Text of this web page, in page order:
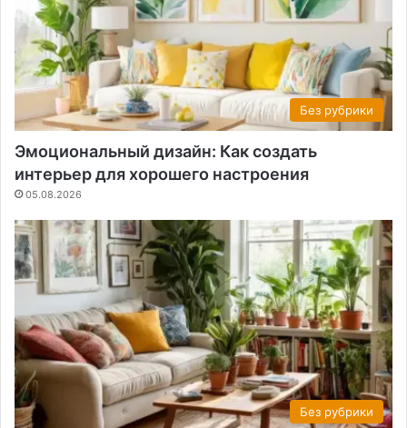
Без рубрики
Эмоциональный дизайн: Как создать
интерьер для хорошего настроения
05.08.2026
Без рубрики